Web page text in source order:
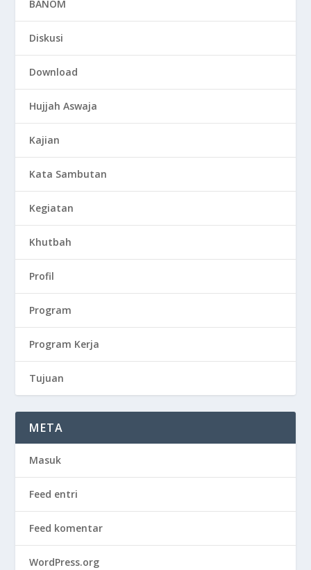
BANOM
Diskusi
Download
Hujjah Aswaja
Kajian
Kata Sambutan
Kegiatan
Khutbah
Profil
Program
Program Kerja
Tujuan
META
Masuk
Feed entri
Feed komentar
WordPress.org